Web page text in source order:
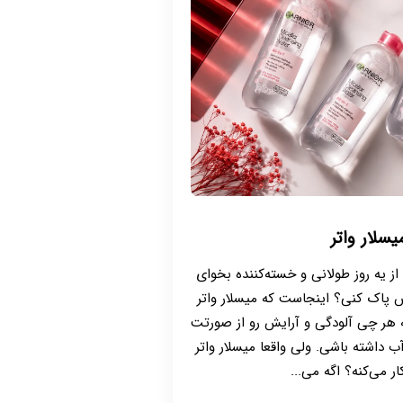
واتر
از یه روز طولانی و خسته‌کننده بخوای
پاک کنی؟ اینجاست که میسلار واتر
چی آلودگی و آرایش رو از صورتت
داشته باشی. ولی واقعا میسلار واتر
می‌کنه؟ اگه می‌...